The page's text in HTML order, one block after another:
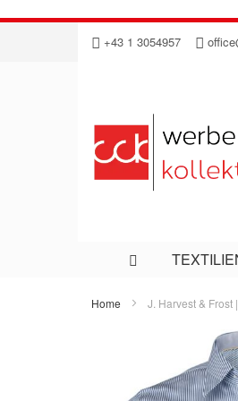
Direkt
Inhalt
+43 1 3054957
Home J. Harvest &
Bildergalerie